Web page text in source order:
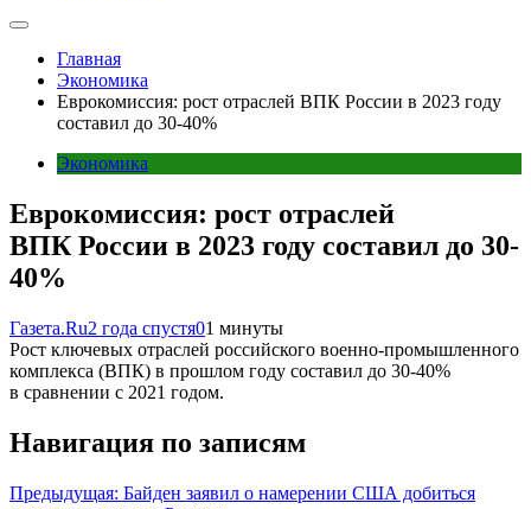
Главная
Экономика
Еврокомиссия: рост отраслей ВПК России в 2023 году
составил до 30-40%
Экономика
Еврокомиссия: рост отраслей
ВПК России в 2023 году составил до 30-
40%
Газета.Ru2 года спустя01 минуты
Рост ключевых отраслей российского военно-промышленного
комплекса (ВПК) в прошлом году составил до 30-40%
в сравнении с 2021 годом.
Навигация по записям
Предыдущая: Байден заявил о намерении США добиться